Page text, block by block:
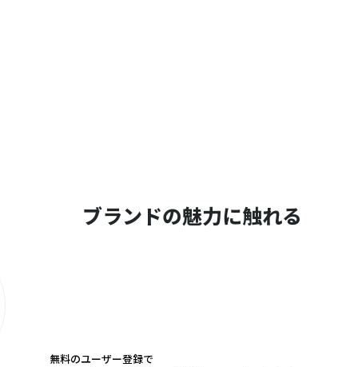
ブランドの魅力に触れる
無料のユーザー登録で